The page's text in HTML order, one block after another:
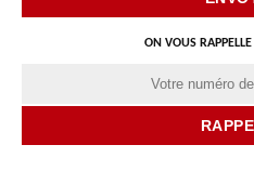
ON VOUS